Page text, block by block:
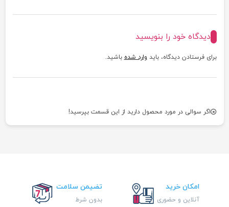
دیدگاه خود را بنویسید
برای فرستادن دیدگاه، باید وارد شده باشید.
اگر سوالی در مورد محصول دارید از این قسمت بپرسید!
امکان خرید
آنلاین و حضوری
تضیمن سلامت
بدون شرط